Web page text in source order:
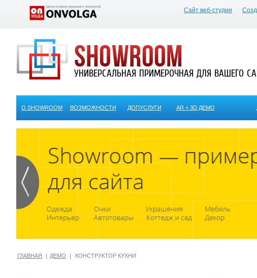
Сайт веб-студии
УНИВЕРСАЛЬНАЯ ПРИМЕРОЧНАЯ ДЛЯ ВАШЕГО
О SHOWROOM ВОЗМОЖНОСТИ ДОПУСЛУГИ AR + 3D ДЕМО
ГЛАВНАЯ ДЕМО КОНСТРУКТОР КУХНИ